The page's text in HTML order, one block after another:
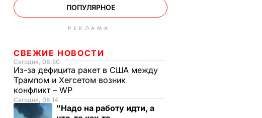
ПОПУЛЯРНОЕ
РЕКЛАМА
СВЕЖИЕ НОВОСТИ
Сегодня, 08.50
Из-за дефицита ракет в США между
Трампом и Хегсетом возник
конфликт – WP
Сегодня, 08.14
"Надо на работу идти, а